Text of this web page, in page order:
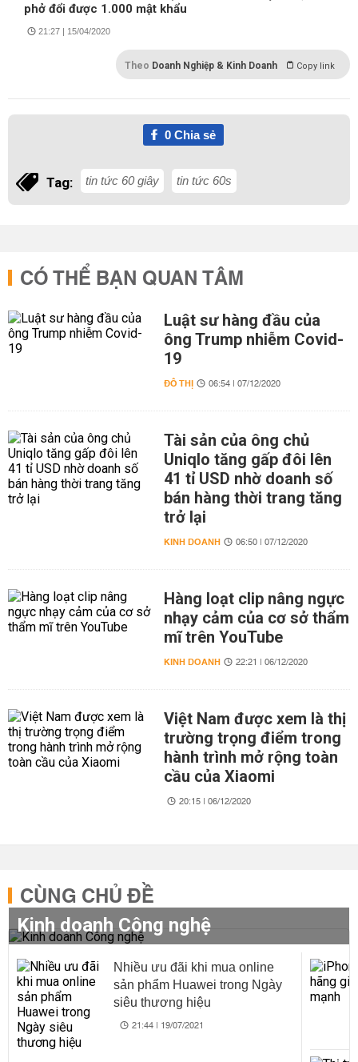
phở đổi được 1.000 mật khẩu
21:27 | 15/04/2020
Theo Doanh Nghiệp & Kinh Doanh Copy link
0Chia sẻ
Tag: tin tức 60 giây tin tức 60s
CÓ THỂ BẠN QUAN TÂM
Luật sư hàng đầu của
ông Trump nhiễm Covid-
19
ĐÔ THỊ 06:54 | 07/12/2020
Tài sản của ông chủ
Uniqlo tăng gấp đôi lên
41 tỉ USD nhờ doanh số
bán hàng thời trang tăng
trở lại
KINH DOANH 06:50 | 07/12/2020
Hàng loạt clip nâng ngực
nhạy cảm của cơ sở thẩm
mĩ trên YouTube
KINH DOANH 22:21 | 06/12/2020
Việt Nam được xem là thị
trường trọng điểm trong
hành trình mở rộng toàn
cầu của Xiaomi
20:15 | 06/12/2020
CÙNG CHỦ ĐỀ
Kinh doanh Công nghệ
Nhiều ưu đãi khi mua online
sản phẩm Huawei trong Ngày
siêu thương hiệu
21:44 | 19/07/2021